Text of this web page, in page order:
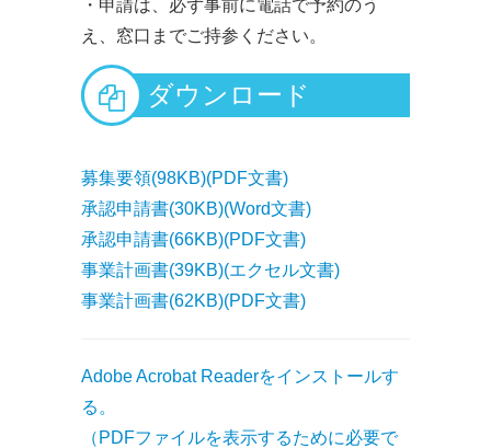
・申請は、必ず事前に電話で予約のう
え、窓口までご持参ください。
ダウンロード
募集要領(98KB)(PDF文書)
承認申請書(30KB)(Word文書)
承認申請書(66KB)(PDF文書)
事業計画書(39KB)(エクセル文書)
事業計画書(62KB)(PDF文書)
Adobe Acrobat Readerをインストールす
る。
（PDFファイルを表示するために必要で